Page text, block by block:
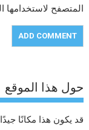
المتصفح لاستخدامها
حول هذا الموقع
قد يكون هذا مكانًا